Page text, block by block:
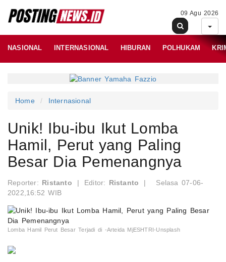
09 Agu 2026
NASIONAL INTERNASIONAL HIBURAN POLHUKAM
Home Internasional
Unik! Ibu-ibu Ikut Lomba
Hamil, Perut yang Paling
Besar Dia Pemenangnya
Reporter: Ristanto | Editor: Ristanto |
Selasa 07-06-
2022,16:52 WIB
Lomba Hamil Perut Besar Terjadi di -Arteida MjESHTRI-Unsplash